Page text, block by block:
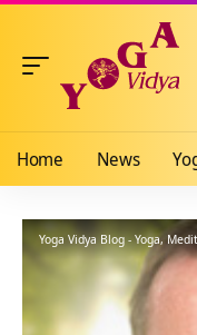
Home News
Yoga Vidya Blog - Yoga,